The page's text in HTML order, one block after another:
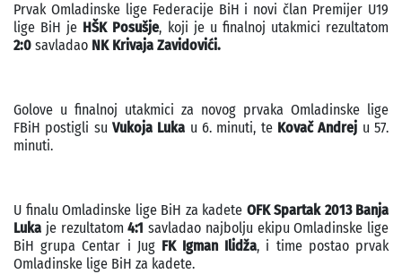
Prvak Omladinske lige Federacije BiH i novi član Premijer U19
lige BiH je HŠK Posušje, koji je u finalnoj utakmici rezultatom
2:0 savladao NK Krivaja Zavidovići.
Golove u finalnoj utakmici za novog prvaka Omladinske lige
FBiH postigli su Vukoja Luka u 6. minuti, te Kovač Andrej u 57.
minuti.
U finalu Omladinske lige BiH za kadete OFK Spartak 2013 Banja
Luka je rezultatom4:1 savladao najbolju ekipu Omladinske lige
BiH grupa Centar i Jug FK Igman Ilidža, i time postao prvak
Omladinske lige BiH za kadete.